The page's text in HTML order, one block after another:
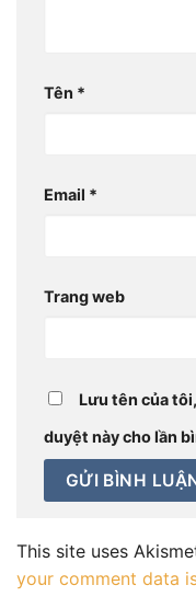
Tên *
Email *
Trang web
Lưu tên của
duyệt này cho lần
This site uses
your comment data